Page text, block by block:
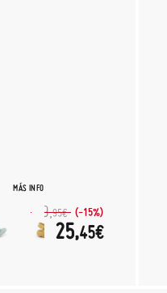
MÁS INFO
29,95€ (-15%)
25,45€